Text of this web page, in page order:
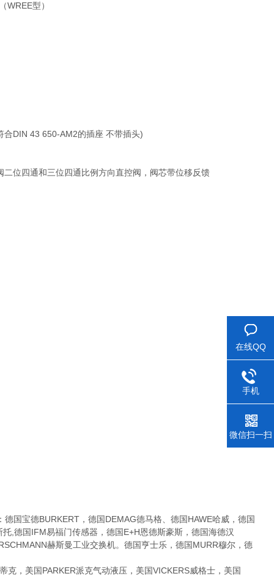
WREE型）
DIN 43 650-AM2的插座 不带插头)
位四通和三位四通比例方向直控阀，阀芯带位移反馈
宝德BURKERT，德国DEMAG德马格、德国HAWE哈威，德国
,德国IFM易福门传感器，德国E+H恩德斯豪斯，德国海德汉
赫斯曼工业交换机。德国亨士乐，德国MURR穆尔，德
，美国PARKER派克气动液压，美国VICKERS威格士，美国
在线QQ
手机
微信扫一扫